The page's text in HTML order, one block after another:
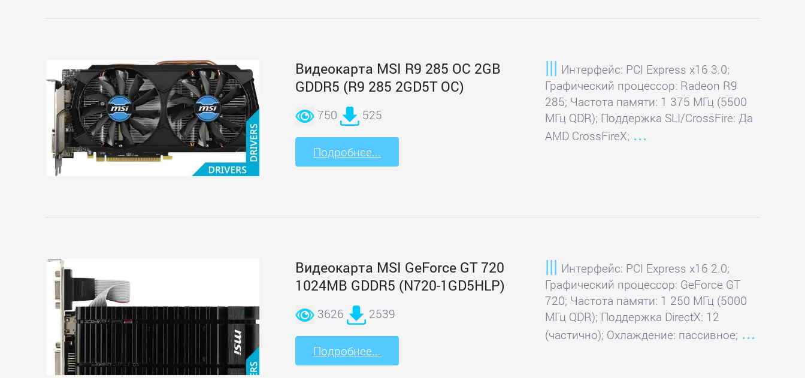
Видеокарта MSI R9 285 OC 2GB
GDDR5 (R9 285 2GD5T OC)
750 525
Подробнее...
Интерфейс: PCI Express x16 3.0;
Графический процессор: Radeon R9
285; Частота памяти: 1 375 МГц (5500
МГц QDR); Поддержка SLI/CrossFire: Да
AMD CrossFireX;
Видеокарта MSI GeForce GT 720
1024MB GDDR5 (N720-1GD5HLP)
3626 2539
Подробнее...
Интерфейс: PCI Express x16 2.0;
Графический процессор: GeForce GT
720; Частота памяти: 1 250 МГц (5000
МГц QDR); Поддержка DirectX: 12
(частично); Охлаждение: пассивное;
Gigabyte
Inno3D
Jetway